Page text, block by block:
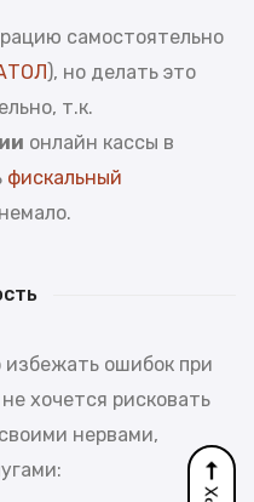
самостоятельно
), но делать это
т.к.
онлайн кассы в
фискальный
ошибок при
хочется рисковать
нервами,